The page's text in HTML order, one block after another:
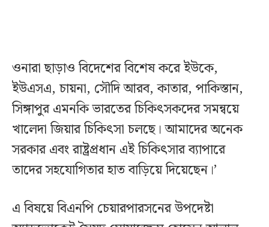
ওনারা ছাড়াও বিদেশের বিশেষ করে ইউকে,
ইউএসএ, চায়না, সৌদি আরব, কাতার, পাকিস্তান,
সিঙ্গাপুর এমনকি ভারতের চিকিৎসকদের সমন্বয়ে
খালেদা জিয়ার চিকিৎসা চলছে। আমাদের অনেক
সরকার এবং রাষ্ট্রপ্রধান এই চিকিৎসার ব্যাপারে
তাদের সহযোগিতার হাত বাড়িয়ে দিয়েছেন।’
এ বিষয়ে বিএনপি চেয়ারপারসনের উপদেষ্টা